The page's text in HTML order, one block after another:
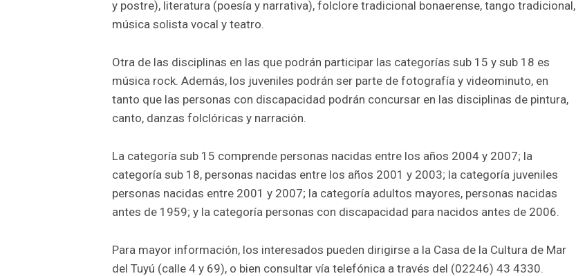
y postre), literatura (poesía y narrativa), folclore tradicional bonaerense, tango tradicional,
música solista vocal y teatro.
Otra de las disciplinas en las que podrán participar las categorías sub 15 y sub 18 es
música rock. Además, los juveniles podrán ser parte de fotografía y videominuto, en
tanto que las personas con discapacidad podrán concursar en las disciplinas de pintura,
canto, danzas folclóricas y narración.
La categoría sub 15 comprende personas nacidas entre los años 2004 y 2007; la
categoría sub 18, personas nacidas entre los años 2001 y 2003; la categoría juveniles
personas nacidas entre 2001 y 2007; la categoría adultos mayores, personas nacidas
antes de 1959; y la categoría personas con discapacidad para nacidos antes de 2006.
Para mayor información, los interesados pueden dirigirse a la Casa de la Cultura de Mar
del Tuyú (calle 4 y 69), o bien consultar vía telefónica a través del (02246) 43 4330.